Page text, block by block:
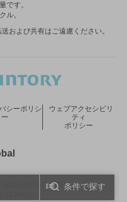
条件で探す
です。
ル。
および共有はご遠慮ください。
HOLDINGS LIMITED.
シーポリシ
ー
ウェブアクセシビリ
ティ
ポリシー
新しいウィンドウで開く